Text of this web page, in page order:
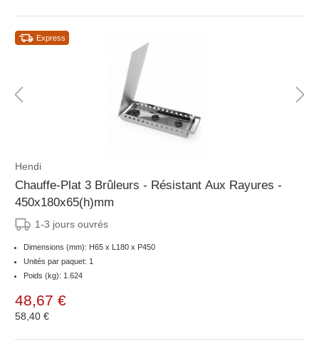
Express
Hendi
Chauffe-Plat 3 Brûleurs - Résistant Aux Rayures -
450x180x65(h)mm
1-3 jours ouvrés
Dimensions (mm): H65 x L180 x P450
Unités par paquet: 1
Poids (kg): 1.624
48,67 €
58,40 €